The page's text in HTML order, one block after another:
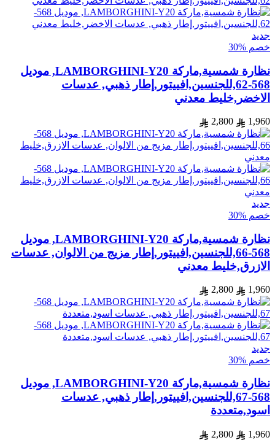
جديد
خصم %30
نظارة شمسية,ماركة LAMBORGHINI-Y20, موديل
568-62,للجنسين,افييتور,إطار ذهبي, عدسات
الاخضر,خليط معدني
1,960
2,800
جديد
خصم %30
نظارة شمسية,ماركة LAMBORGHINI-Y20, موديل
568-66,للجنسين,افييتور,إطار مزيج من الالوان, عدسات
الازرق,خليط معدني
1,960
2,800
جديد
خصم %30
نظارة شمسية,ماركة LAMBORGHINI-Y20, موديل
568-67,للجنسين,افييتور,إطار ذهبي, عدسات
اسود,متعددة
1,960
2,800